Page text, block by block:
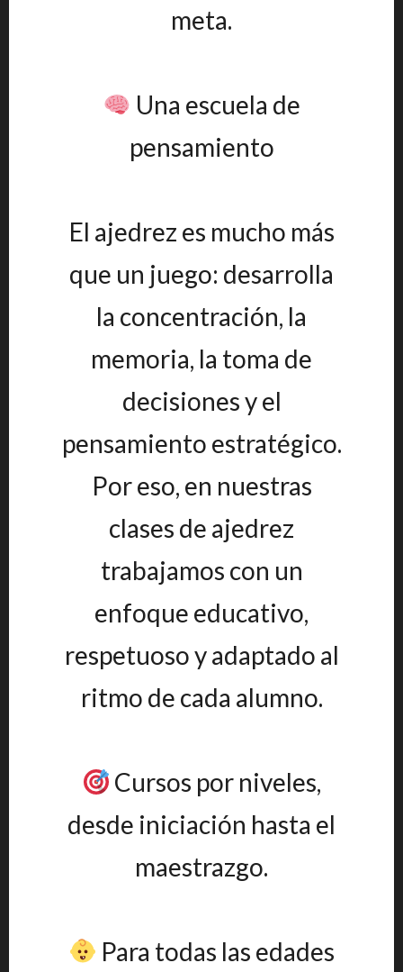
meta.
Una escuela de
pensamiento
El ajedrez es mucho más
que un juego: desarrolla
la concentración, la
memoria, la toma de
decisiones y el
pensamiento estratégico.
Por eso, en nuestras
clases de ajedrez
trabajamos con un
enfoque educativo,
respetuoso y adaptado al
ritmo de cada alumno.
Cursos por niveles,
desde iniciación hasta el
maestrazgo.
Para todas las edades